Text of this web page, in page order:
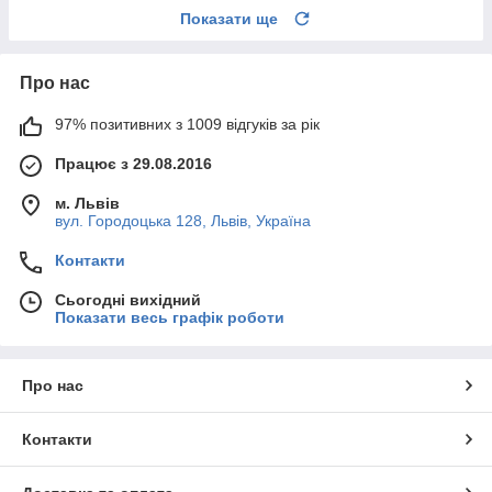
Показати ще
Про нас
97% позитивних з 1009 відгуків за рік
Працює з 29.08.2016
м. Львів
вул. Городоцька 128, Львів, Україна
Контакти
Сьогодні вихідний
Показати весь графік роботи
Про нас
Контакти